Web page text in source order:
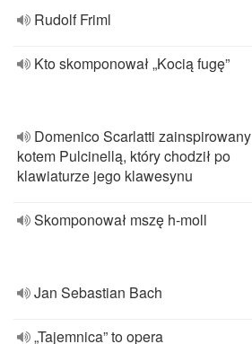
Rudolf Friml
Kto skomponował „Kocią fugę”
Domenico Scarlatti zainspirowany
kotem Pulcinellą, który chodził po
klawiaturze jego klawesynu
Skomponował mszę h-moll
Jan Sebastian Bach
„Tajemnica” to opera